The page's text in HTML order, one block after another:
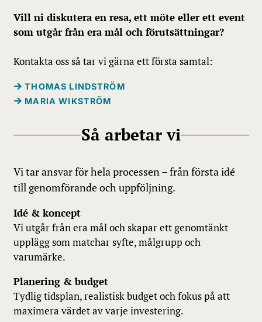
Vill ni diskutera en resa, ett möte eller ett event
som utgår från era mål och förutsättningar?
Kontakta oss så tar vi gärna ett första samtal:
THOMAS LINDSTRÖM
MARIA WIKSTRÖM
Så arbetar vi
Vi tar ansvar för hela processen – från första idé
till genomförande och uppföljning.
Idé & koncept
Vi utgår från era mål och skapar ett genomtänkt
upplägg som matchar syfte, målgrupp och
varumärke.
Planering & budget
Tydlig tidsplan, realistisk budget och fokus på att
maximera värdet av varje investering.